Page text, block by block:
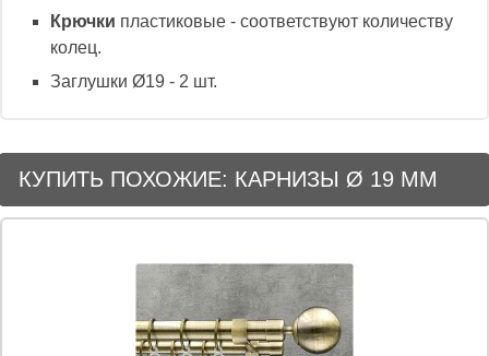
Крючки пластиковые - соответствуют количеству
колец.
Заглушки Ø19 - 2 шт.
КУПИТЬ ПОХОЖИЕ: КАРНИЗЫ Ø 19 ММ